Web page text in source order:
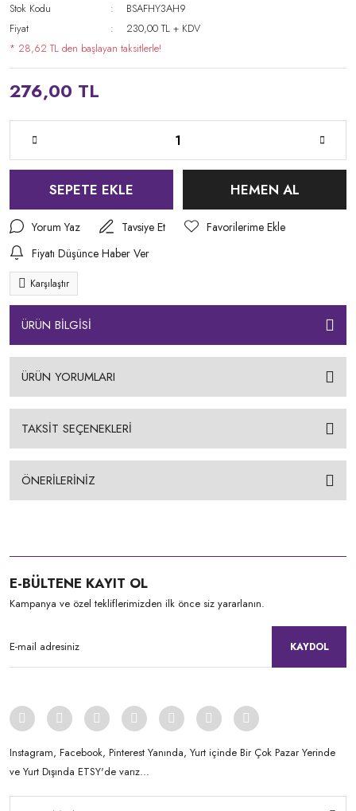
Stok Kodu
BSAFHY3AH9
Fiyat
230,00 TL + KDV
* 28,62 TL den başlayan taksitlerle!
276,00 TL
SEPETE EKLE HEMEN AL
Yorum Yaz
Tavsiye Et
Fiyatı Düşünce Haber Ver
Karşılaştır
ÜRÜN BİLGİSİ
ÜRÜN YORUMLARI
TAKSİT SEÇENEKLERİ
ÖNERİLERİNİZ
E-BÜLTENE KAYIT OL
Kampanya ve özel tekliflerimizden ilk önce siz yararlanın.
KAYDOL
Instagram, Facebook, Pinterest Yanında, Yurt içinde Bir Çok Pazar Yerinde
ve Yurt Dışında ETSY'de varız...